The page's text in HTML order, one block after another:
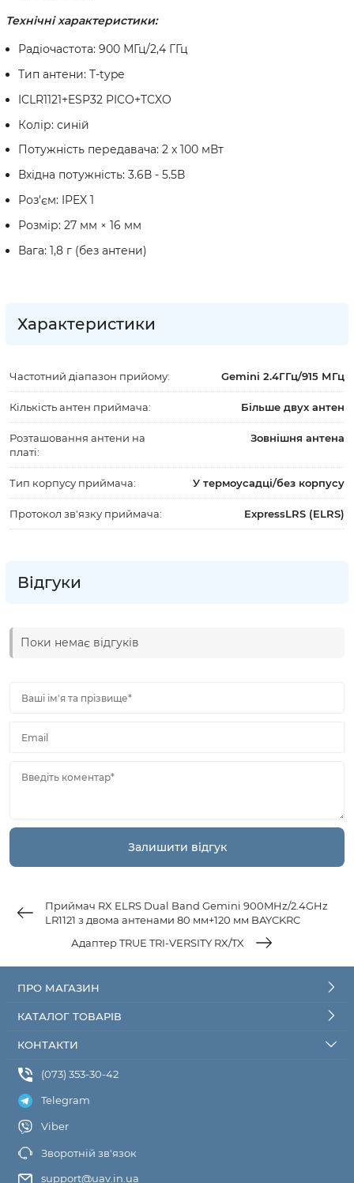
Технічні характеристики:
Радіочастота: 900 МГц/2,4 ГГц
Тип антени: T-type
ICLR1121+ESP32 PICO+TCXO
Колір: синій
Потужність передавача: 2 x 100 мВт
Вхідна потужність: 3.6В - 5.5В
Роз'єм: IPEX 1
Розмір: 27 мм × 16 мм
Вага: 1,8 г (без антени)
Характеристики
Частотний діапазон прийому: Gemini 2.4ГГц/915 МГц
Кількість антен приймача: Більше двух антен
Розташовання антени на
платі:
Зовнішня антена
Тип корпусу приймача: У термоусадці/без корпусу
Протокол зв'язку приймача: ExpressLRS (ELRS)
Відгуки
Поки немає відгуків
Ваші ім'я та прізвище*
Email
Введіть коментар*
Приймач RX ELRS Dual Band Gemini 900MHz/2.4GHz
LR1121 з двома антенами 80 мм+120 мм BAYCKRC
Адаптер TRUE TRI-VERSITY RX/TX
ПРО МАГАЗИН
КАТАЛОГ ТОВАРІВ
КОНТАКТИ
(073) 353-30-42
Telegram
Viber
Зворотній зв'язок
support@uav.in.ua